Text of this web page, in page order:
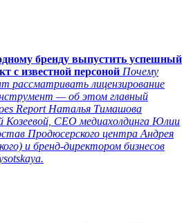
бренду выпустить успешный
с известной персоной Почему
рассматривать лицензирование
— об этом главный
Report Наталья Тимашова
Козеевой, СЕО медиахолдинга Юлии
Продюсерского центра Андрея
и бренд-директором бизнесов